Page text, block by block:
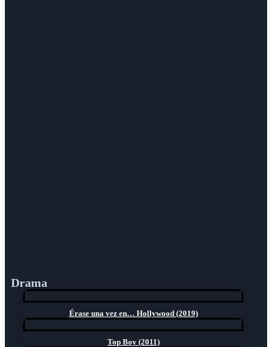
Drama
Érase una vez en… Hollywood (2019)
Top Boy (2011)